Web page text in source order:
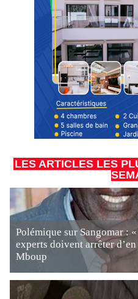
LES ARTICLES LES
Polémique sur Sangomar :
experts doivent arrêter
Mboup